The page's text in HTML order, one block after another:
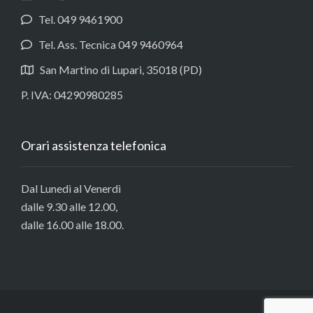
Tel. 049 9461900
Tel. Ass. Tecnica 049 9460964
San Martino di Lupari, 35018 (PD)
P. IVA: 04290980285
Orari assistenza telefonica
Dal Lunedì al Venerdì
dalle 9.30 alle 12.00,
dalle 16.00 alle 18.00.